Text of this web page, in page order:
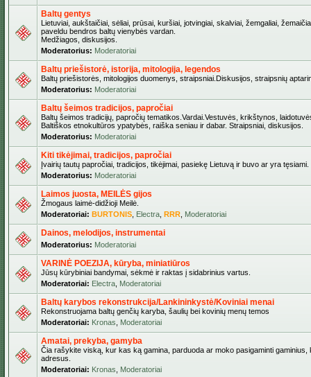
Baltų gentys
Lietuviai, aukštaičiai, sėliai, prūsai, kuršiai, jotvingiai, skalviai, žemgaliai,
paveldu bendros baltų vienybės vardan.
Medžiagos, diskusijos.
Moderatorius: Moderatoriai
Baltų priešistorė, istorija, mitologija, legendos
Baltų priešistorės, mitologijos duomenys, straipsniai.Diskusijos, straipsnių
Moderatorius: Moderatoriai
Baltų šeimos tradicijos, papročiai
Baltų šeimos tradicijų, papročių tematikos.Vardai.Vestuvės, krikštynos,
Baltiškos etnokultūros ypatybės, raiška seniau ir dabar. Straipsniai, diskusijos.
Moderatorius: Moderatoriai
Kiti tikėjimai, tradicijos, papročiai
Įvairių tautų papročiai, tradicijos, tikėjimai, pasiekę Lietuvą ir buvo ar yra tęsiami.
Moderatorius: Moderatoriai
Laimos juosta, MEILĖS gijos
Žmogaus laimė-didžioji Meilė.
Moderatoriai: BURTONIS Electra RRR Moderatoriai
Dainos, melodijos, instrumentai
Moderatorius: Moderatoriai
VARINĖ POEZIJA, kūryba, miniatiūros
Jūsų kūrybiniai bandymai, sėkmė ir raktas į sidabrinius vartus.
Moderatoriai: Electra Moderatoriai
Baltų karybos rekonstrukcija/Lankininkystė/Koviniai menai
Rekonstruojama baltų genčių karyba, šaulių bei kovinių menų temos
Moderatoriai: Kronas Moderatoriai
Amatai, prekyba, gamyba
Čia rašykite viską, kur kas ką gamina, parduoda ar moko pasigaminti
adresus.
Moderatoriai: Kronas Moderatoriai